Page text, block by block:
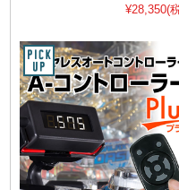
¥28,350(